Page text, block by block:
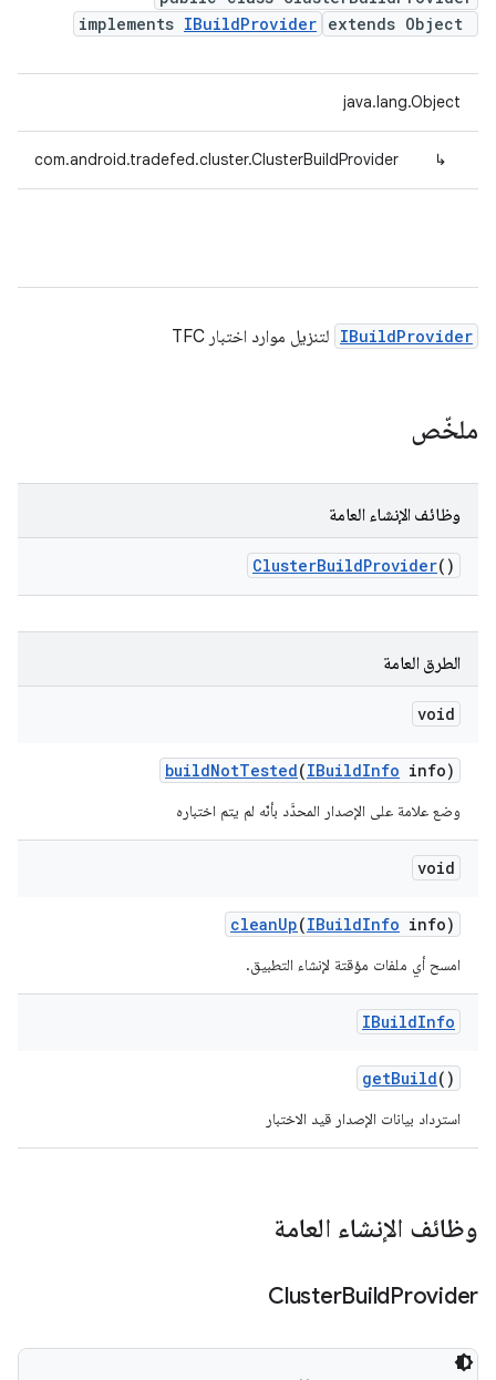
extends Object
implements IBuildProvider
java.lang.Object
↳
com.android.tradefed.cluster.ClusterBuildProvider
IBuildProvider لتنزيل موارد اختبار TFC
ملخّص
وظائف الإنشاء العامة
ClusterBuildProvider()
الطرق العامة
void
buildNotTested(IBuildInfo info)
وضع علامة على الإصدار المحدَّد بأنّه لم يتم اختباره
void
cleanUp(IBuildInfo info)
امسح أي ملفات مؤقتة لإنشاء التطبيق.
IBuildInfo
getBuild()
استرداد بيانات الإصدار قيد الاختبار
وظائف الإنشاء العامة
ClusterBuildProvider